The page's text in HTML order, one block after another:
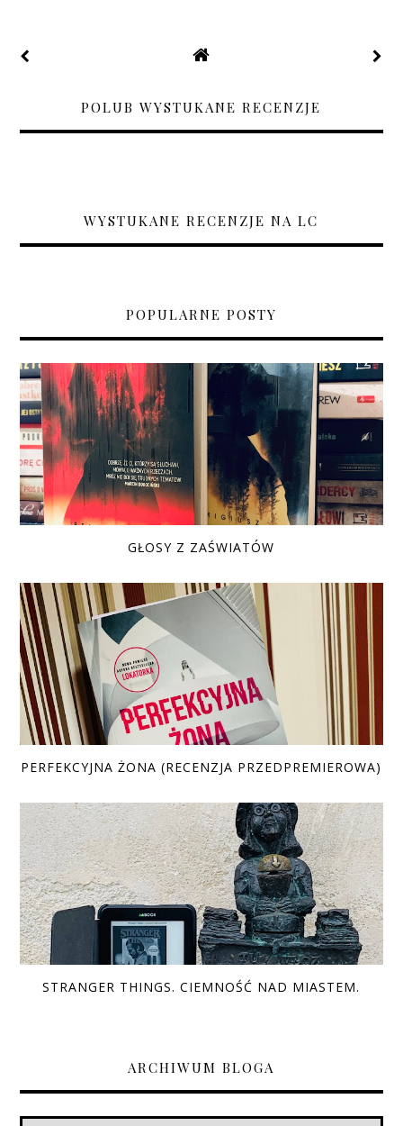
POLUB WYSTUKANE RECENZJE
WYSTUKANE RECENZJE NA LC
POPULARNE POSTY
GŁOSY Z ZAŚWIATÓW
PERFEKCYJNA ŻONA (RECENZJA PRZEDPREMIEROWA)
STRANGER THINGS. CIEMNOŚĆ NAD MIASTEM.
ARCHIWUM BLOGA